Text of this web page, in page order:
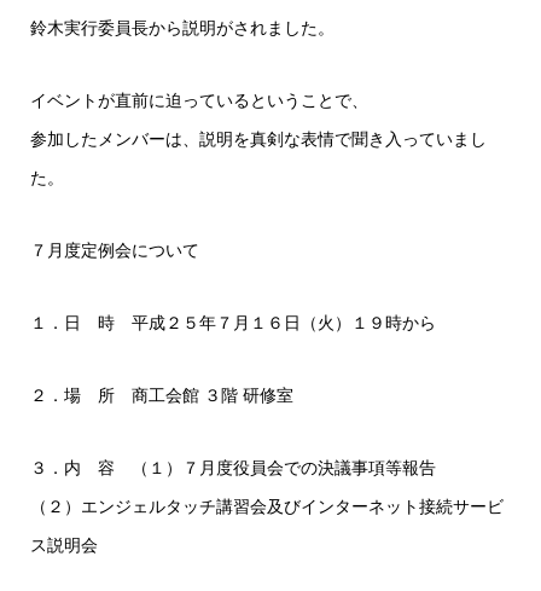
鈴木実行委員長から説明がされました。
イベントが直前に迫っているということで、
参加したメンバーは、説明を真剣な表情で聞き入っていまし
た。
７月度定例会について
１．日 時 平成２５年７月１６日（火）１９時から
２．場 所 商工会館 ３階 研修室
３．内 容 （１）７月度役員会での決議事項等報告
（２）エンジェルタッチ講習会及びインターネット接続サービ
ス説明会